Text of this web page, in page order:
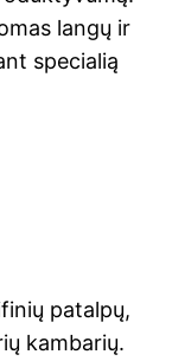
langų ir
specialią
patalpų,
kambarių.